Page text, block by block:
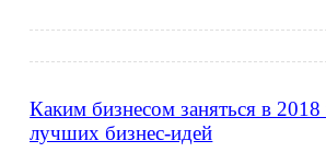
Каким бизнесом заняться в 2018
лучших бизнес-идей